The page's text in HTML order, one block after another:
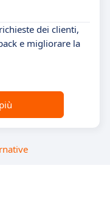
dei clienti,
e migliorare la